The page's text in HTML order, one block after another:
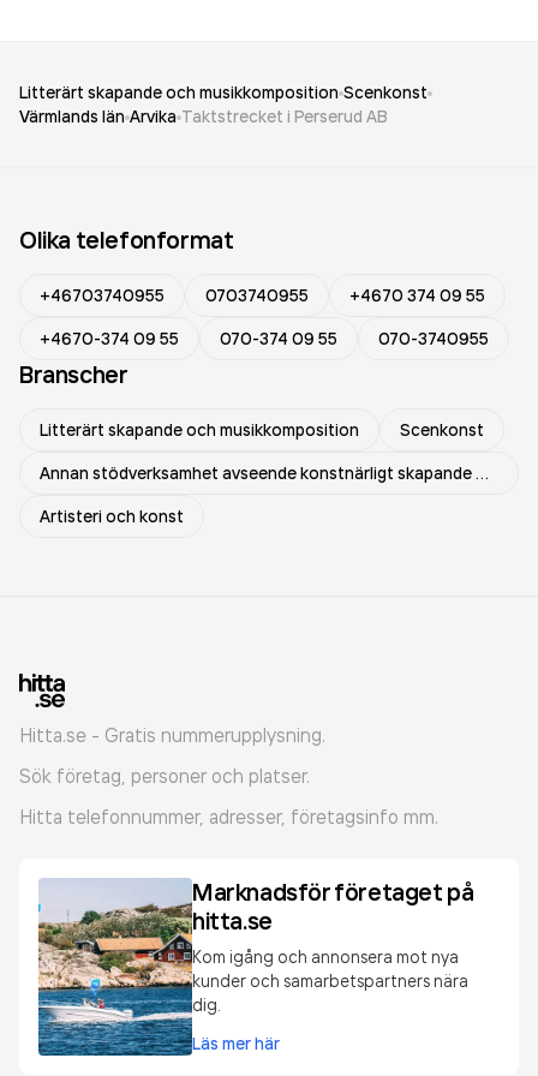
Litterärt skapande och musikkomposition Scenkonst
Värmlands län Arvika Taktstrecket i Perserud AB
Olika telefonformat
+46703740955 0703740955
+4670 374 09 55
+4670-374 09 55
070-374 09 55 070-3740955
Branscher
Litterärt skapande och musikkomposition
Scenkonst
Annan stödverksamhet avseende konstnärligt skapande och scenkonst
Artisteri och konst
Hitta.se - Gratis nummerupplysning.
Sök företag, personer och platser.
Hitta telefonnummer, adresser, företagsinfo mm.
Marknadsför företaget på
hitta.se
Kom igång och annonsera mot nya
kunder och samarbetspartners nära
dig.
Läs mer här